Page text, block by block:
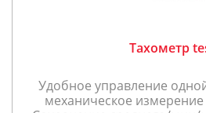
Тахометр
Удобное управление
механическое